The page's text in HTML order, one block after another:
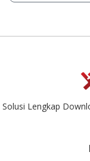
Kami dengan
Solusi Lengkap